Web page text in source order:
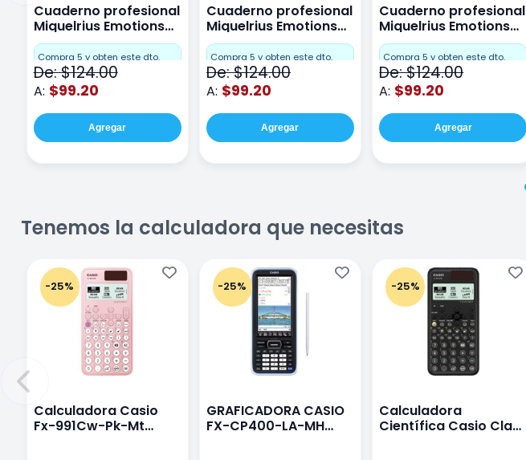
Cuaderno profesional
Miquelrius Emotions
Cuadro Chico 80
hojas Rosa
Compra 5 y obten este dto.
De: $124.00
A: $99.20
Agregar
Cuaderno profesional
Miquelrius Emotions
raya 80 hojas Purpura
Compra 5 y obten este dto.
De: $124.00
A: $99.20
Agregar
Cuaderno profesional
Miquelrius Emotions
raya 80 hojas Coral
Compra 5 y obten este dto.
De: $124.00
A: $99.20
Agregar
Tenemos la calculadora que necesitas
-25%
Calculadora Casio
Fx-991Cw-Pk-Mt
-25%
GRAFICADORA CASIO
FX-CP400-LA-MH
-25%
Calculadora
Científica Casio Class